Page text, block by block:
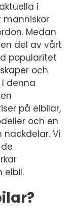
i
Medan
del av vårt
popularitet
och
denna
på elbilar,
och en
Vi
elbil.